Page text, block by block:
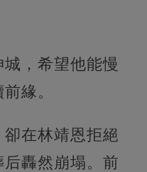
，希望他能慢
緣。
在林靖恩拒絕
轟然崩塌。前